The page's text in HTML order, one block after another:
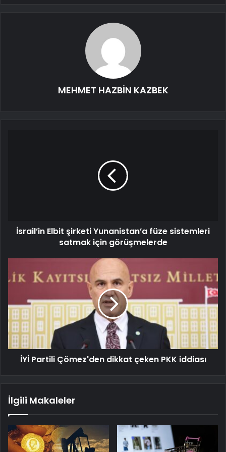
MEHMET HAZBİN KAZBEK
İsrail’in Elbit şirketi Yunanistan’a füze sistemleri
satmak için görüşmelerde
İYİ Partili Çömez'den dikkat çeken PKK iddiası
İlgili Makaleler